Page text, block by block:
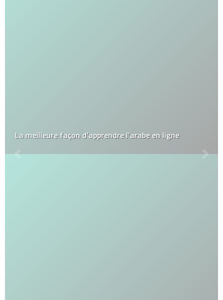
La meilleure façon d’apprendre l’arabe en ligne